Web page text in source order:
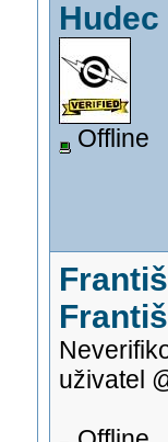
Hudec
Offline
uživatel